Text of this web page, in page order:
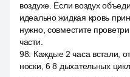
воздухе. Если воздух
идеально жидкая кровь
нужно, совместите
части.
98: Каждые 2 часа встали,
носки, 6 8 дыхательных